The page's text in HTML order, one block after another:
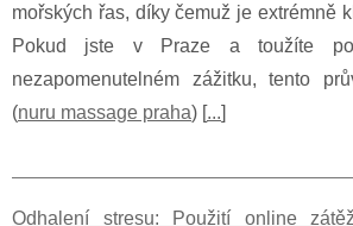
mořských řas, díky čemuž je extrémně
Pokud jste v Praze a toužíte
nezapomenutelném zážitku, tento
(nuru massage praha) [...]
Odhalení stresu: Použití online